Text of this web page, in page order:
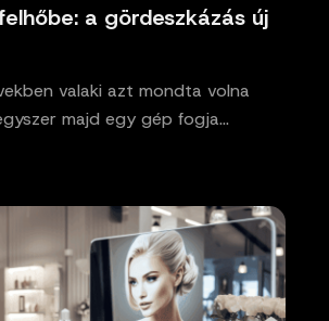
a gördeszkázás új
valaki azt mondta volna
majd egy gép fogja…